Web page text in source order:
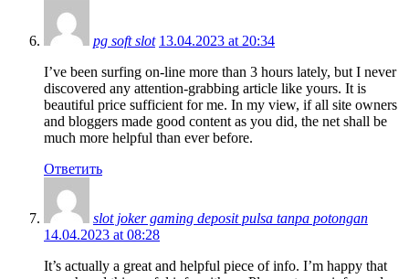
pg soft slot 13.04.2023 at 20:34
I’ve been surfing on-line more than 3 hours lately, but I never
discovered any attention-grabbing article like yours. It is
beautiful price sufficient for me. In my view, if all site owners
and bloggers made good content as you did, the net shall be
much more helpful than ever before.
Ответить
slot joker gaming deposit pulsa tanpa potongan
14.04.2023 at 08:28
It’s actually a great and helpful piece of info. I’m happy that